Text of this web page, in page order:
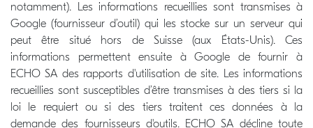
notamment). Les informations recueillies sont transmises à
Google (fournisseur d’outil) qui les stocke sur un serveur qui
peut être situé hors de Suisse (aux États-Unis). Ces
informations permettent ensuite à Google de fournir à
ECHO SA des rapports d'utilisation de site. Les informations
recueillies sont susceptibles d’être transmises à des tiers si la
loi le requiert ou si des tiers traitent ces données à la
demande des fournisseurs d'outils. ECHO SA décline toute